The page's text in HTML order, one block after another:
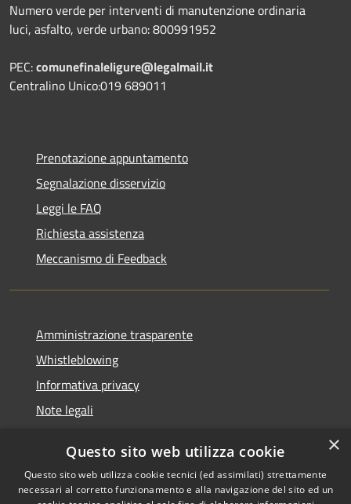
Numero verde per interventi di manutenzione ordinaria
luci, asfalto, verde urbano: 800991952
PEC:comunefinaleligure@legalmail.it
Centralino Unico:019 689011
Prenotazione appuntamento
Segnalazione disservizio
Leggi le FAQ
Richiesta assistenza
Meccanismo di Feedback
Amministrazione trasparente
Whistleblowing
Informativa privacy
Note legali
Segnalazioni di inaccessibilità
×
Questo sito web utilizza cookie
Questo sito web utilizza cookie tecnici (ed assimilati) strettamente
necessari al corretto funzionamento e alla navigazione del sito ed un